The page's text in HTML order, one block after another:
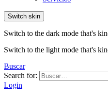
Switch skin
Switch to the dark mode that's
Switch to the light mode that's
Buscar
Search for:
Login